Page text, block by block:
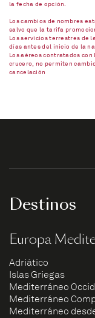
la fecha de opción.
Los cambios de nombres
salvo que la tarifa
Los servicios terrestres de
días antes del inicio de la
Los aéreos contratados
crucero, no permiten
cancelación
Destinos
Europa
Adriático
Islas Griegas
Mediterráneo
Mediterráneo
Mediterráneo